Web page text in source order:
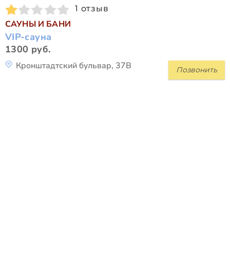
1 отзыв
САУНЫ И БАНИ
VIP-сауна
1300 руб.
Позвонить
Кронштадтский бульвар, 37В